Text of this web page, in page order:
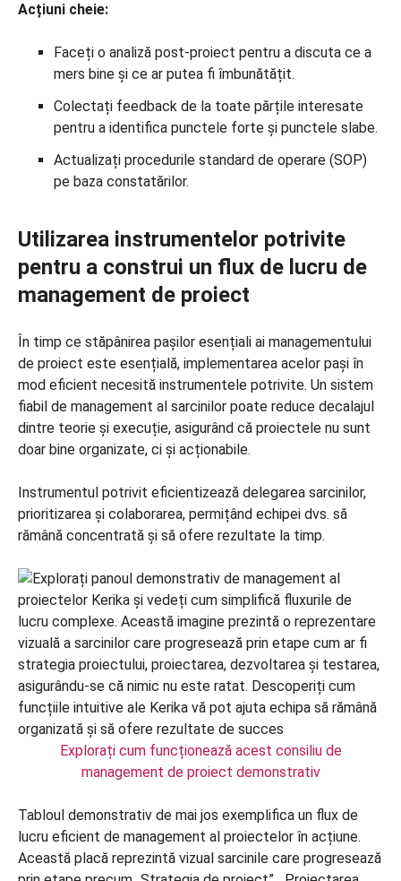
Acțiuni cheie:
Faceți o analiză post-proiect pentru a discuta ce a
mers bine și ce ar putea fi îmbunătățit.
Colectați feedback de la toate părțile interesate
pentru a identifica punctele forte și punctele slabe.
Actualizați procedurile standard de operare (SOP)
pe baza constatărilor.
Utilizarea instrumentelor potrivite
pentru a construi un flux de lucru de
management de proiect
În timp ce stăpânirea pașilor esențiali ai managementului
de proiect este esențială, implementarea acelor pași în
mod eficient necesită instrumentele potrivite. Un sistem
fiabil de management al sarcinilor poate reduce decalajul
dintre teorie și execuție, asigurând că proiectele nu sunt
doar bine organizate, ci și acționabile.
Instrumentul potrivit eficientizează delegarea sarcinilor,
prioritizarea și colaborarea, permițând echipei dvs. să
rămână concentrată și să ofere rezultate la timp.
Explorați cum funcționează acest consiliu de
management de proiect demonstrativ
Tabloul demonstrativ de mai jos exemplifica un flux de
lucru eficient de management al proiectelor în acțiune.
Această placă reprezintă vizual sarcinile care progresează